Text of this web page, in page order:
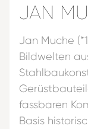
JAN
Jan Muche
Bildwelten
fassbaren
Basis